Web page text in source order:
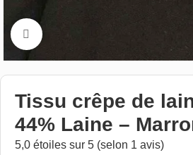
Cliquez pour aggrandir
Tissu crêpe de
44% Laine –
5,0 étoiles sur 5 (selon 1 avis)